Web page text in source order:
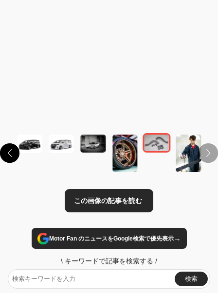
Motor Fan のニュースをGoogle検索で優先表示→
\ キーワードで記事を検索する /
検索